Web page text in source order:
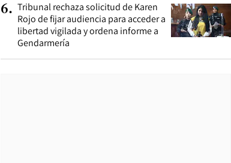
6. Tribunal rechaza solicitud de Karen
Rojo de fijar audiencia para acceder a
libertad vigilada y ordena informe a
Gendarmería